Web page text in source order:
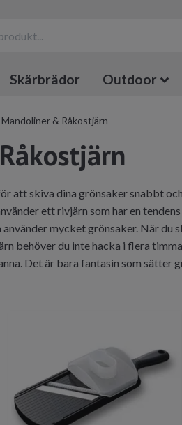
Skärbrädor Outdoor
Mandoliner & Råkostjärn
att skiva dina grönsaker snabbt
ett rivjärn som har en
mycket grönsaker. När
behöver du inte hacka i flera
Det är bara fantasin som sätter